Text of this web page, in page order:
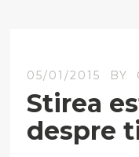
05/01/2015 BY
Stirea
despre